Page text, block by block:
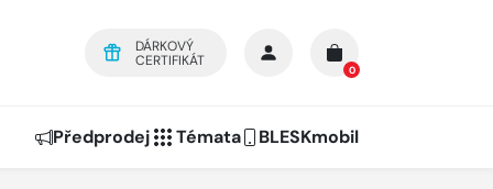
DÁRKOVÝ
CERTIFIKÁT
0
Předprodej Témata BLESKmobil